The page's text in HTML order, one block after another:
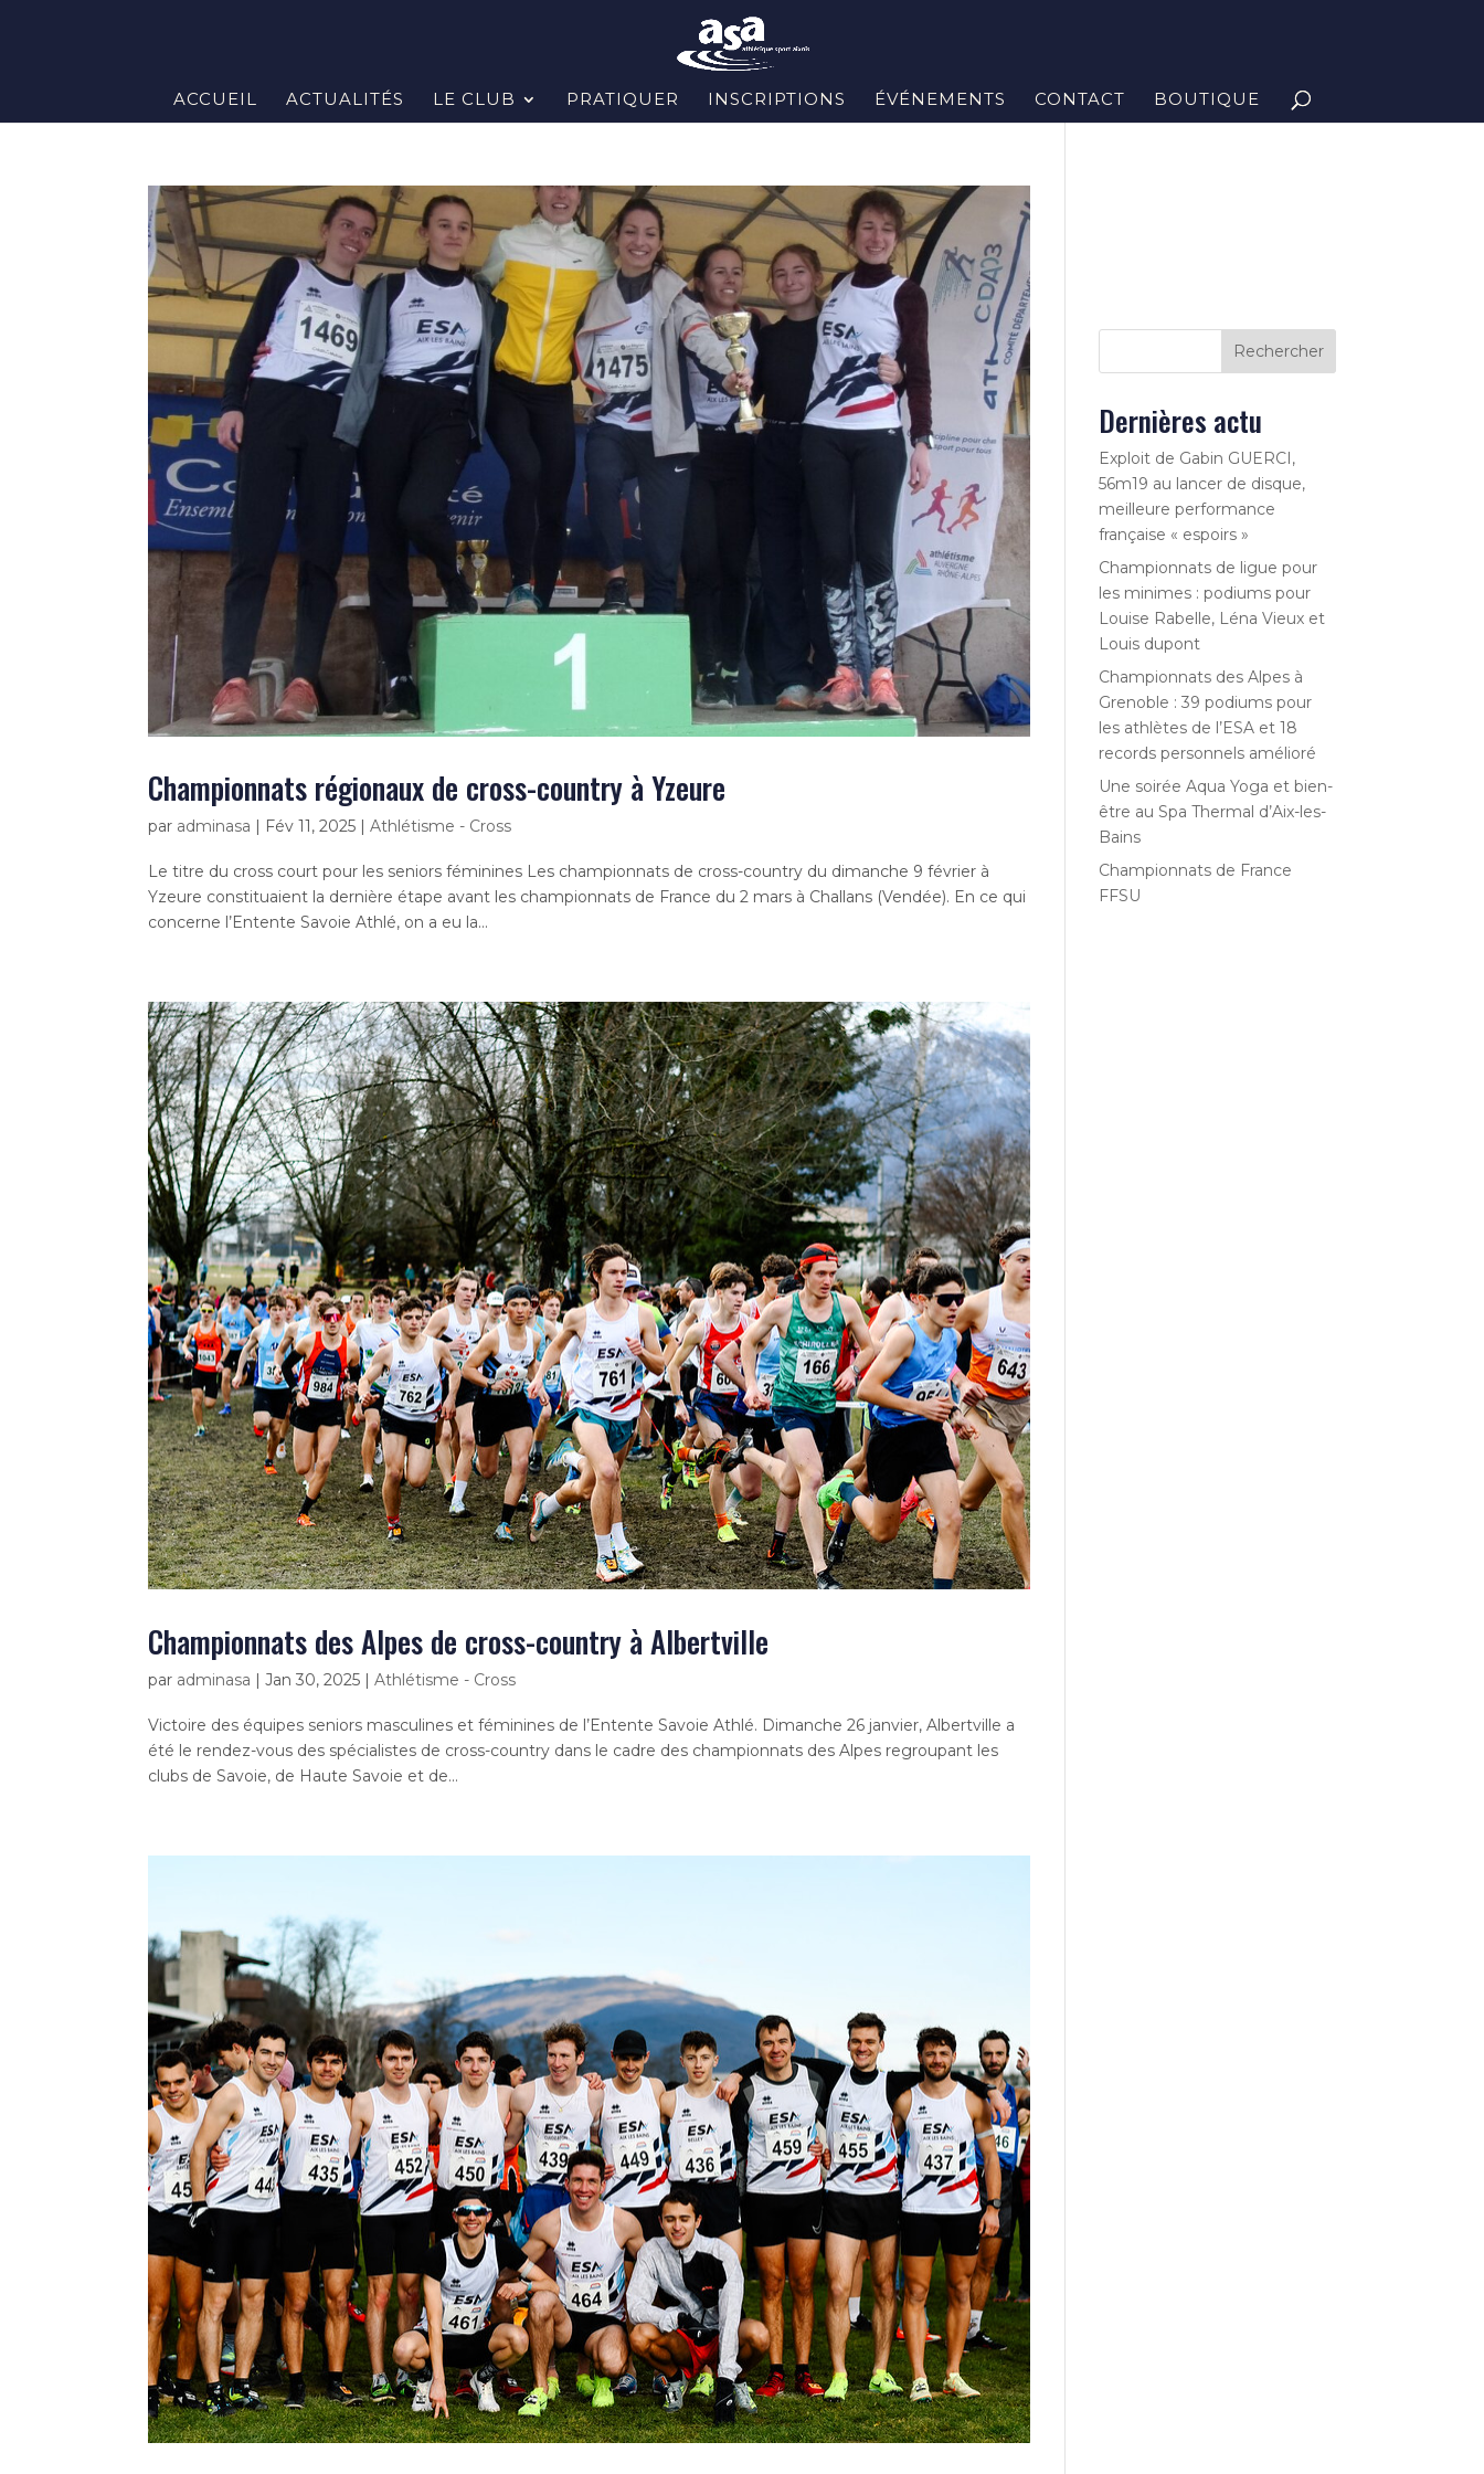
ACCUEIL ACTUALITÉS LE CLUB PRATIQUER INSCRIPTIONS ÉVÉNEMENTS CONTACT BOUTIQUE
Championnats régionaux de cross-country à Yzeure
par adminasa | Fév 11, 2025 |Athlétisme - Cross
Le titre du cross court pour les seniors féminines Les championnats de cross-country du dimanche 9 février à
Yzeure constituaient la dernière étape avant les championnats de France du 2 mars à Challans (Vendée). En ce qui
concerne l’Entente Savoie Athlé, on a eu la...
Championnats des Alpes de cross-country à Albertville
par adminasa |Jan 30, 2025 |Athlétisme - Cross
Victoire des équipes seniors masculines et féminines de l’Entente Savoie Athlé. Dimanche 26 janvier, Albertville a
été le rendez-vous des spécialistes de cross-country dans le cadre des championnats des Alpes regroupant les
clubs de Savoie, de Haute Savoie et de...
Rechercher
Dernières actu
Exploit de Gabin GUERCI,
56m19 au lancer de disque,
meilleure performance
française « espoirs »
Championnats de ligue pour
les minimes : podiums pour
Louise Rabelle, Léna Vieux et
Louis dupont
Championnats des Alpes à
Grenoble : 39 podiums pour
les athlètes de l’ESA et 18
records personnels amélioré
Une soirée Aqua Yoga et bien-
être au Spa Thermal d’Aix-les-
Bains
Championnats de France
FFSU